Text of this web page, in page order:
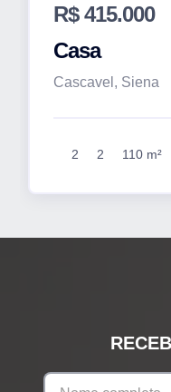
R$ 415.000
Casa
Cascavel, Siena
2 2 110 m²